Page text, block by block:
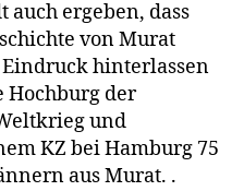
auch ergeben, dass
von Murat
hinterlassen
der
und
KZ bei Hamburg 75
aus Murat. .